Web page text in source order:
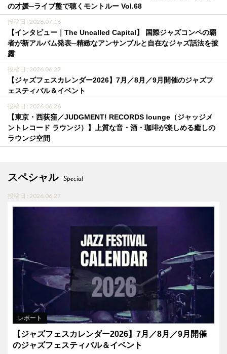
の才媛─ライブ盤で聴くモントルー Vol.68
投稿日 : 2026.07.16
【インタビュー｜The Uncalled Capital】 国際ジャズコンペの覇
者が新アルバム発表─精緻なアンサンブルと自在なジャズ話法を披
露
投稿日 : 2026.06.27
【ジャズフェスカレンダー2026】7月／8月／9月開催のジャズフ
ェスティバル＆イベント
投稿日 : 2026.06.26
【東京・西荻窪／JUDGMENT! RECORDS lounge（ジャッジメ
ントレコード ラウンジ）】上質な音・酒・珈琲が楽しめる癒しの
ラウンジ空間
スペシャル Special
投稿日 : 2026.06.27
レポート
【ジャズフェスカレンダー2026】7月／8月／9月開催
のジャズフェスティバル＆イベント